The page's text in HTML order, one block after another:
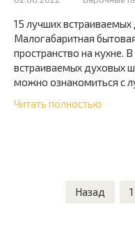
15 лучших
Малогабаритная
пространство на кухне.
встраиваемых духовых
можно ознакомиться с
Читать полностью
Назад 1